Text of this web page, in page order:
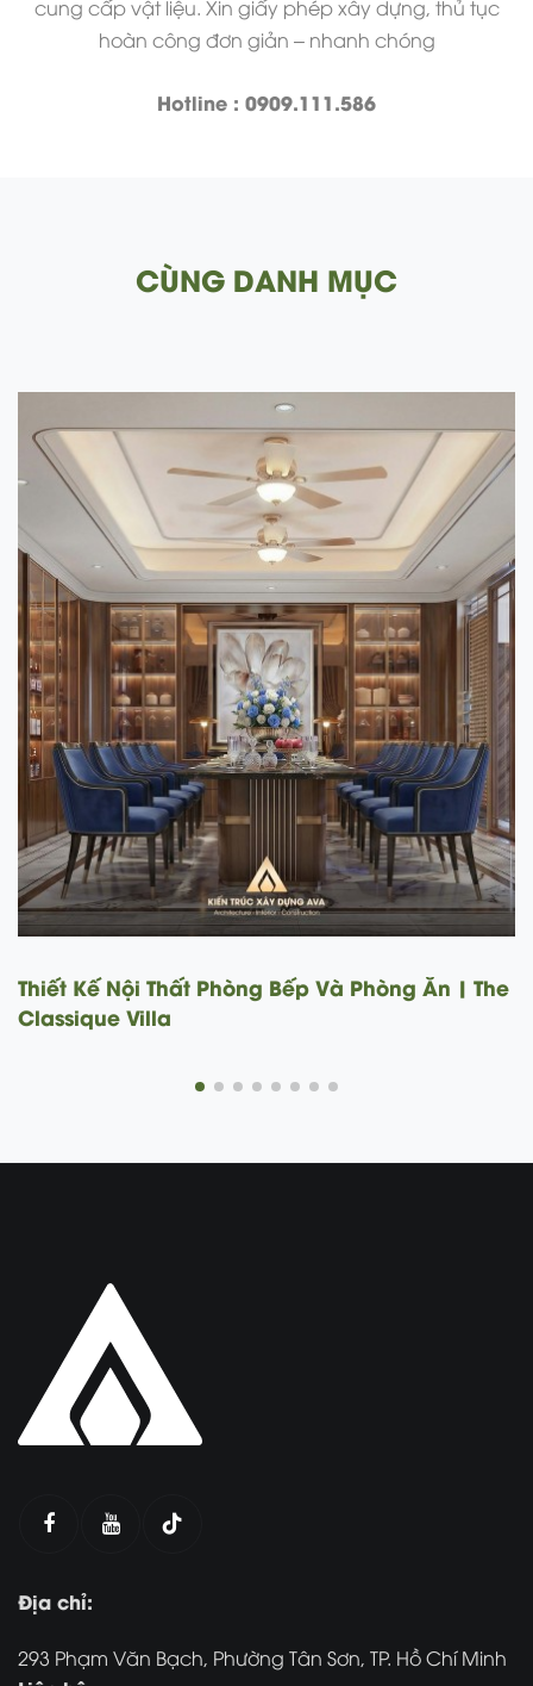
cung cấp vật liệu. Xin giấy phép xây dựng, thủ tục
hoàn công đơn giản – nhanh chóng
Hotline : 0909.111.586
CÙNG DANH MỤC
Thiết Kế Nội Thất Phòng Khách | The Classique
Villa
Địa chỉ:
293 Phạm Văn Bạch, Phường Tân Sơn, TP. Hồ Chí Minh